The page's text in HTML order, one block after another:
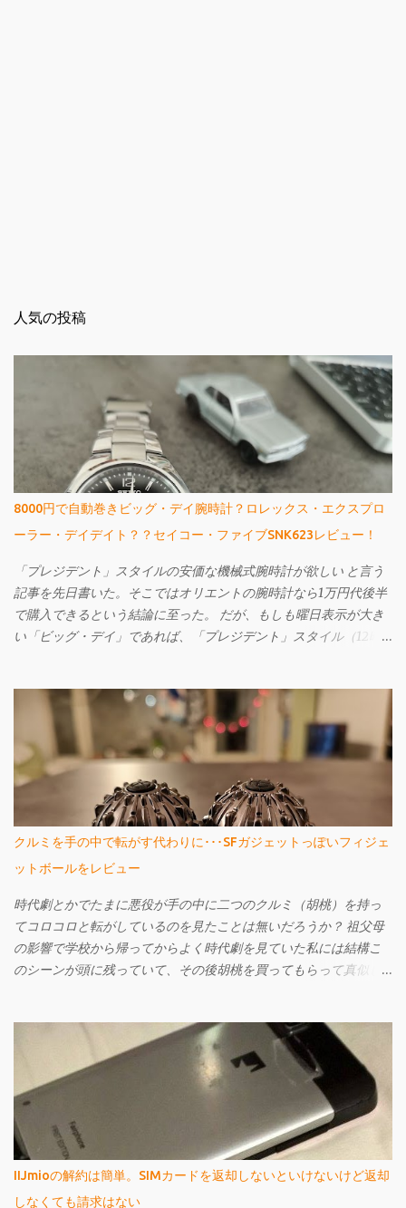
人気の投稿
8000円で自動巻きビッグ・デイ腕時計？ロレックス・エクスプロ
ーラー・デイデイト？？セイコー・ファイブSNK623レビュー！
「プレジデント」スタイルの安価な機械式腕時計が欲しい と言う
記事を先日書いた。そこではオリエントの腕時計なら1万円代後半
で購入できるという結論に至った。 だが、もしも曜日表示が大き
い「ビッグ・デイ」であれば、「プレジデント」スタイル（12時
今回ご紹介するセイコー・ファイブのSNK623だ。購入してから文
字盤がエクスプローラーに酷似していることに気づいたが、なか
なか個性的で値段も激安の憎めないやつなんですよ。
クルミを手の中で転がす代わりに･･･SFガジェットっぽいフィジェ
ットボールをレビュー
時代劇とかでたまに悪役が手の中に二つのクルミ（胡桃）を持っ
てコロコロと転がしているのを見たことは無いだろうか？ 祖父母
の影響で学校から帰ってからよく時代劇を見ていた私には結構こ
のシーンが頭に残っていて、その後胡桃を買ってもらって真似し
なクルミ転がし（？）や、所謂「健康玉」（下のようなやつ、こ
れも祖父母が持っててたまに回して遊んでた）の現代版という
か、進化版のような「Fidget Ball」（フィジェットボール）をご紹
介しよう。
IIJmioの解約は簡単。SIMカードを返却しないといけないけど返却
しなくても請求はない